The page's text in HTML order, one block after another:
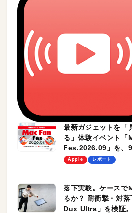
最新ガジェットを「
る」体験イベント「
Fes.2026.09」を、
します！
Apple レポート
落下実験。ケース
るか？ 耐衝撃・対
Dux Ultra」を検証